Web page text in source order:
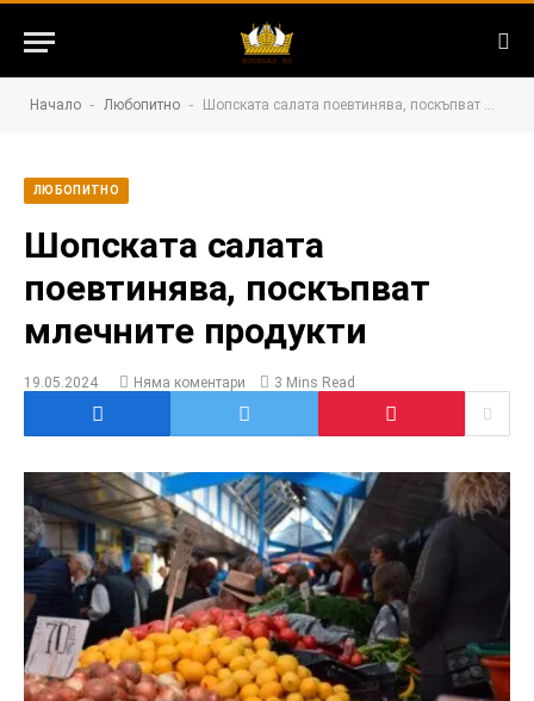
Начало - Любопитно - Шопската салата поевтинява, поскъпват млечните продукти
ЛЮБОПИТНО
Шопската салата
поевтинява, поскъпват
млечните продукти
19.05.2024 Няма коментари 3 Mins Read